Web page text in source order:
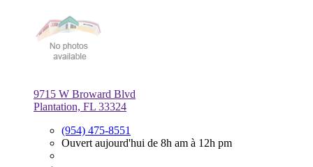
9715 W Broward Blvd
Plantation, FL 33324
(954) 475-8551
Ouvert aujourd'hui de 8h am à 12h pm